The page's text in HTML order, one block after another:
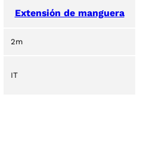
Extensión de manguera
2m
IT